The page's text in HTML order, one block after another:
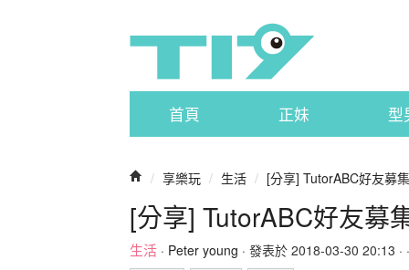
首頁 正妹 型
/ 享樂玩 / 生活 / [分享] TutorABC好友募
[分享] TutorABC好友募
生活 · Peter young · 發表於 2018-03-30 20:13 · ·